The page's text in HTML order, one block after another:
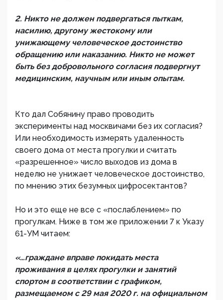
2. Никто не должен подвергаться пыткам,
насилию, другому жестокому или
унижающему человеческое достоинство
обращению или наказанию. Никто не может
быть без добровольного согласия подвергнут
медицинским, научным или иным опытам.
Кто дал Собянину право проводить
эксперименты над москвичами без их согласия?
Или необходимость измерять удаленность
своего дома от места прогулки и считать
«разрешенное» число выходов из дома в
неделю не унижает человеческое достоинство,
по мнению этих безумных цифросектантов?
Но и это еще не все с «послаблением» по
прогулкам. Ниже в том же приложении 7 к Указу
61-УМ читаем:
«…граждане вправе покидать места
проживания в целях прогулки и занятий
спортом в соответствии с графиком,
размещаемом с 29 мая 2020 г. на официальном